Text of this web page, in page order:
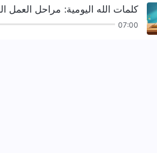
كلمات الله اليومية: مراحل العمل
07:00